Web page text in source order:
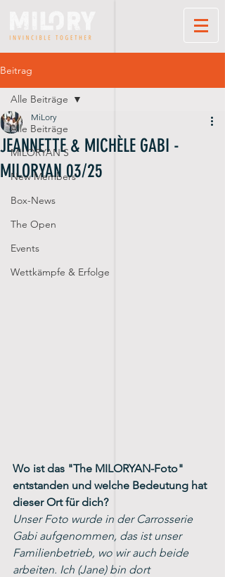
Beitrag
Alle Beiträge
MILORYAN'S
New Members
Box-News
The Open
Events
Wettkämpfe & Erfolge
Alle Beiträge
JEANNETTE & MICHÈLE GABI -
MILORYAN 03/25
MiLory
Wo ist das "The MILORYAN-Foto"
entstanden und welche Bedeutung hat
dieser Ort für dich?
Unser Foto wurde in der Carrosserie
Gabi aufgenommen, das ist unser
Familienbetrieb, wo wir auch beide
arbeiten. Ich (Jane) bin dort